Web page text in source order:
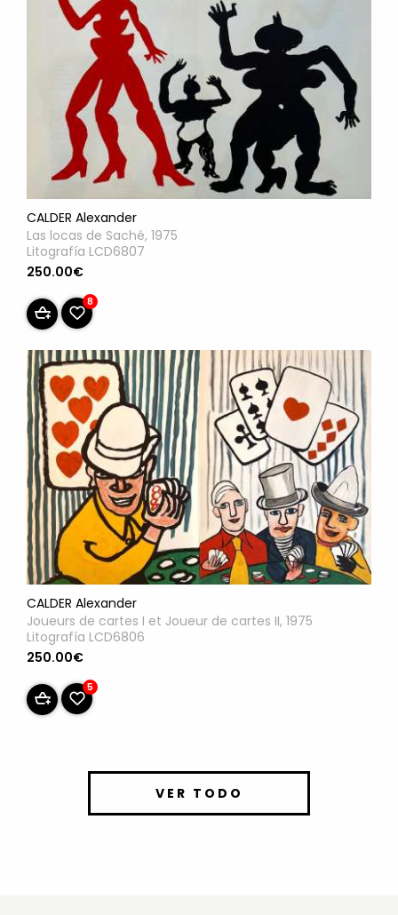
CALDER Alexander
Las locas de Saché, 1975
Litografía LCD6807
250.00€
8
CALDER Alexander
Joueurs de cartes I et Joueur de cartes II, 1975
Litografía LCD6806
250.00€
5
VER TODO